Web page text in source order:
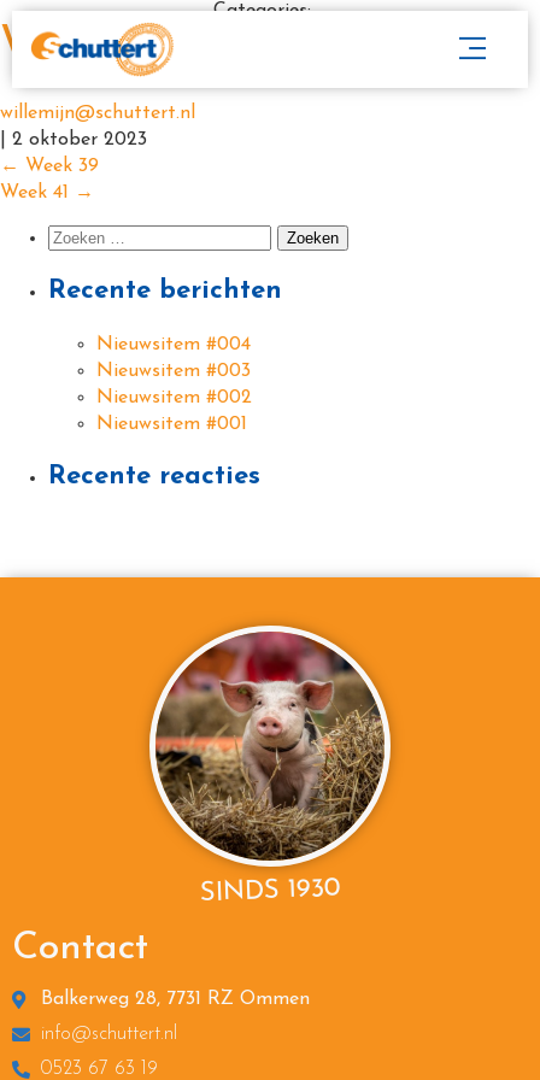
Week 40
willemijn@schuttert.nl
2 oktober 2023
Categories:
← Week 39
Week 41
→
Recente berichten
Nieuwsitem #004
Nieuwsitem #003
Nieuwsitem #002
Nieuwsitem #001
Recente reacties
SINDS 1930
Contact
Balkerweg 28, 7731 RZ Ommen
info@schuttert.nl
0523 67 63 19